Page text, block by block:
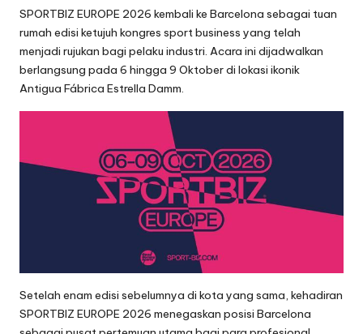
SPORTBIZ EUROPE 2026 kembali ke Barcelona sebagai tuan
rumah edisi ketujuh kongres sport business yang telah
menjadi rujukan bagi pelaku industri. Acara ini dijadwalkan
berlangsung pada 6 hingga 9 Oktober di lokasi ikonik
Antigua Fábrica Estrella Damm.
Setelah enam edisi sebelumnya di kota yang sama, kehadiran
SPORTBIZ EUROPE 2026 menegaskan posisi Barcelona